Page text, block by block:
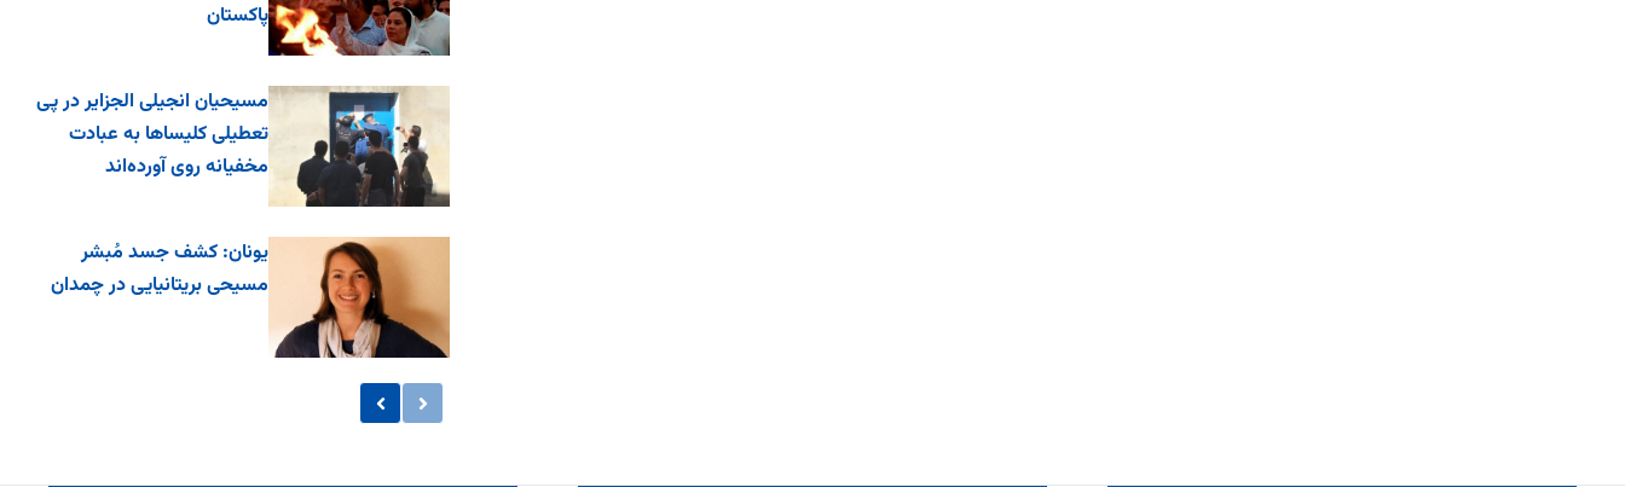
پاکستان
مسیحیان انجیلی الجزایر در پی
تعطیلی کلیساها به عبادت
مخفیانه روی آورده‌اند
یونان: کشف جسد مُبشر
مسیحی بریتانیایی در چمدان